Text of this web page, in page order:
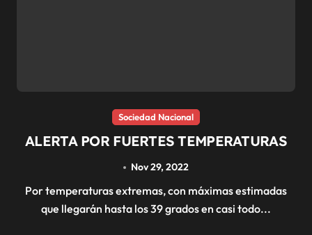
Sociedad Nacional
ALERTA POR FUERTES TEMPERATURAS
Nov 29, 2022
Por temperaturas extremas, con máximas estimadas
que llegarán hasta los 39 grados en casi todo...